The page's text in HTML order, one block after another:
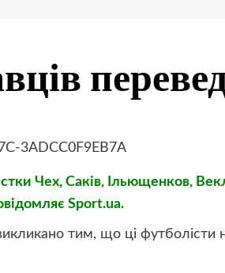
Чех, Саків, Ільющенков,
Sport.ua.
тим, що ці футболісти